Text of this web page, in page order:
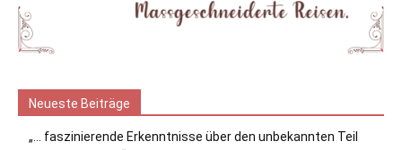
Neueste Beiträge
„… faszinierende Erkenntnisse über den unbekannten Teil